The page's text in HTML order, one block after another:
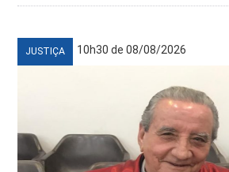
JUSTIÇA 10h30 de 08/08/2026